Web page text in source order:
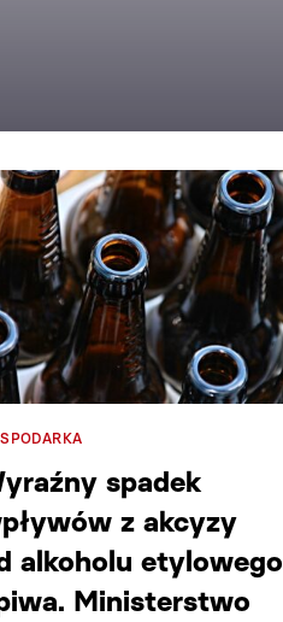
spadek
z akcyzy
alkoholu etylowego
Ministerstwo